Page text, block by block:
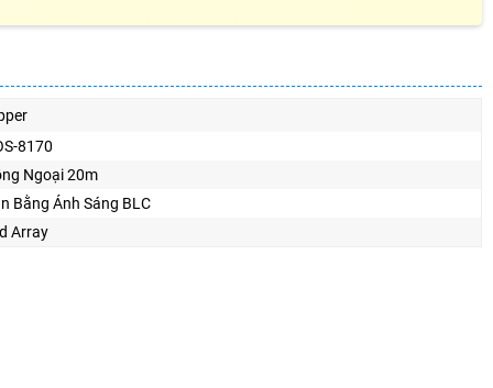
8170
Ngoại 20m
Bằng Ánh Sáng BLC
Array